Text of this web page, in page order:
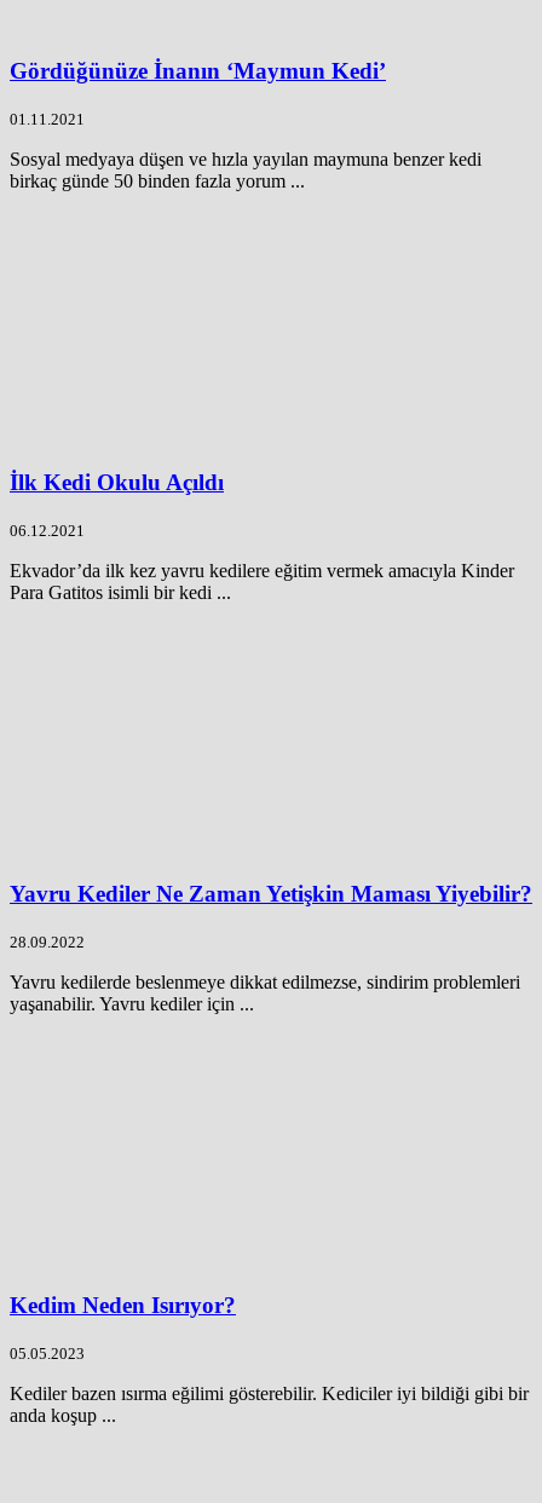
Gördüğünüze İnanın ‘Maymun Kedi’
01.11.2021
Sosyal medyaya düşen ve hızla yayılan maymuna benzer kedi
birkaç günde 50 binden fazla yorum ...
İlk Kedi Okulu Açıldı
06.12.2021
Ekvador’da ilk kez yavru kedilere eğitim vermek amacıyla Kinder
Para Gatitos isimli bir kedi ...
Yavru Kediler Ne Zaman Yetişkin Maması Yiyebilir?
28.09.2022
Yavru kedilerde beslenmeye dikkat edilmezse, sindirim problemleri
yaşanabilir. Yavru kediler için ...
Kedim Neden Isırıyor?
05.05.2023
Kediler bazen ısırma eğilimi gösterebilir. Kediciler iyi bildiği gibi bir
anda koşup ...